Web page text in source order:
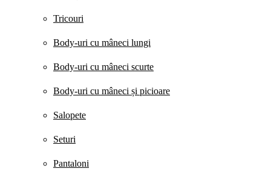
Tricouri
Body-uri cu mâneci lungi
Body-uri cu mâneci scurte
Body-uri cu mâneci și picioare
Salopete
Seturi
Pantaloni